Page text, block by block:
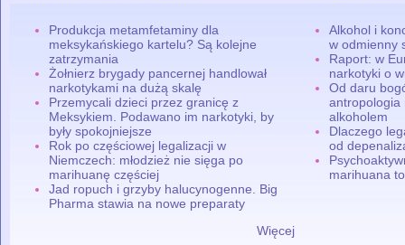
Produkcja metamfetaminy dla
meksykańskiego kartelu? Są kolejne
zatrzymania
Żołnierz brygady pancernej handlował
narkotykami na dużą skalę
Przemycali dzieci przez granicę z
Meksykiem. Podawano im narkotyki, by
były spokojniejsze
Rok po częściowej legalizacji w
Niemczech: młodzież nie sięga po
marihuanę częściej
Jad ropuch i grzyby halucynogenne. Big
Pharma stawia na nowe preparaty
Więcej
Alkohol i
w odmienny
Raport: w
narkotyki o
Od daru
antropologia
alkoholem
Dlaczego
od
marihuana